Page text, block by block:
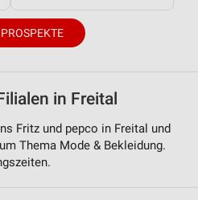
in Freital
Fritz und pepco in Freital und
Thema Mode & Bekleidung.